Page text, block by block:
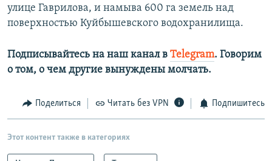
улице Гаврилова, и намыва 600 га земель над
поверхностью Куйбышевского водохранилища.
Подписывайтесь на наш канал в Telegram. Говорим
о том, о чем другие вынуждены молчать.
Поделиться Читать без VPN Подпишитесь
Этот контент также в категориях